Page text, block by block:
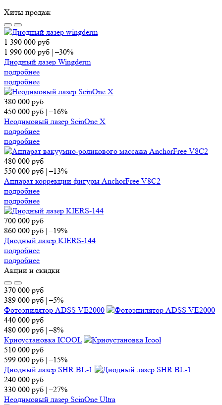
Хиты продаж
1 390 000 руб
1 990 000 руб |–30%
Диодный лазер Wingderm
подробнее
подробнее
380 000 руб
450 000 руб |–16%
Неодимовый лазер ScinOne X
подробнее
подробнее
480 000 руб
550 000 руб |–13%
Аппарат коррекции фигуры AnchorFree V8C2
подробнее
подробнее
700 000 руб
860 000 руб |–19%
Диодный лазер KIERS-144
подробнее
подробнее
Акции и скидки
370 000 руб
389 000 руб |–5%
Фотоэпилятор ADSS VE2000
440 000 руб
480 000 руб |–8%
Криоустановка ICOOL
510 000 руб
599 000 руб |–15%
Диодный лазер SHR BL-1
240 000 руб
330 000 руб |–27%
Неодимовый лазер ScinOne Ultra